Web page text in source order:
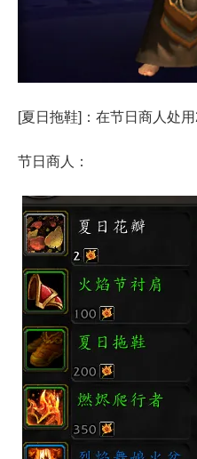
[夏日拖鞋]：在节日商人处
节日商人：